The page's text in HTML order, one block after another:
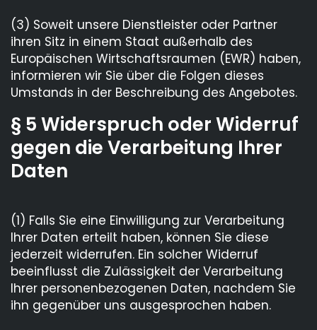
(3) Soweit unsere Dienstleister oder Partner
ihren Sitz in einem Staat außerhalb des
Europäischen Wirtschaftsraumen (EWR) haben,
informieren wir Sie über die Folgen dieses
Umstands in der Beschreibung des Angebotes.
§ 5 Widerspruch oder Widerruf
gegen die Verarbeitung Ihrer
Daten
(1) Falls Sie eine Einwilligung zur Verarbeitung
Ihrer Daten erteilt haben, können Sie diese
jederzeit widerrufen. Ein solcher Widerruf
beeinflusst die Zulässigkeit der Verarbeitung
Ihrer personenbezogenen Daten, nachdem Sie
ihn gegenüber uns ausgesprochen haben.